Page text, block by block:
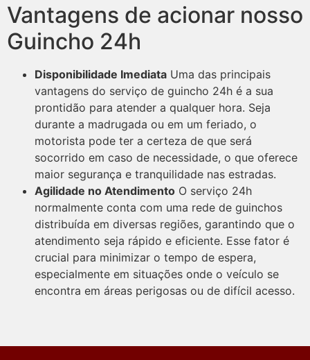
Vantagens de acionar nosso
Guincho 24h
Disponibilidade Imediata Uma das principais
vantagens do serviço de guincho 24h é a sua
prontidão para atender a qualquer hora. Seja
durante a madrugada ou em um feriado, o
motorista pode ter a certeza de que será
socorrido em caso de necessidade, o que oferece
maior segurança e tranquilidade nas estradas.
Agilidade no Atendimento O serviço 24h
normalmente conta com uma rede de guinchos
distribuída em diversas regiões, garantindo que o
atendimento seja rápido e eficiente. Esse fator é
crucial para minimizar o tempo de espera,
especialmente em situações onde o veículo se
encontra em áreas perigosas ou de difícil acesso.